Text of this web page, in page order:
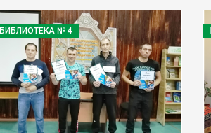
БИБЛИОТЕКА № 4